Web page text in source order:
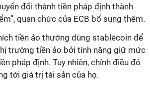
đổi thành tiền pháp định thành
quan chức của ECB bổ sung thêm.
tiền ảo thường dùng stablecoin để
trường tiền ảo bởi tính năng giữ mức
pháp định. Tuy nhiên, chính điều đó
tới giá trị tài sản của họ.